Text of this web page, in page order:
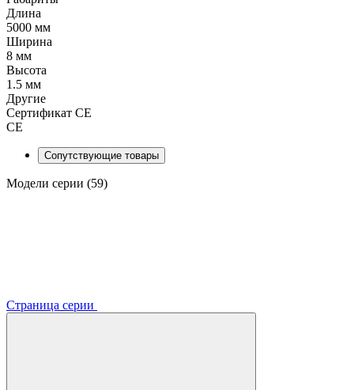
Длина
5000 мм
Ширина
8 мм
Высота
1.5 мм
Другие
Сертификат CE
CE
Сопутствующие товары
Модели серии (59)
Страница серии